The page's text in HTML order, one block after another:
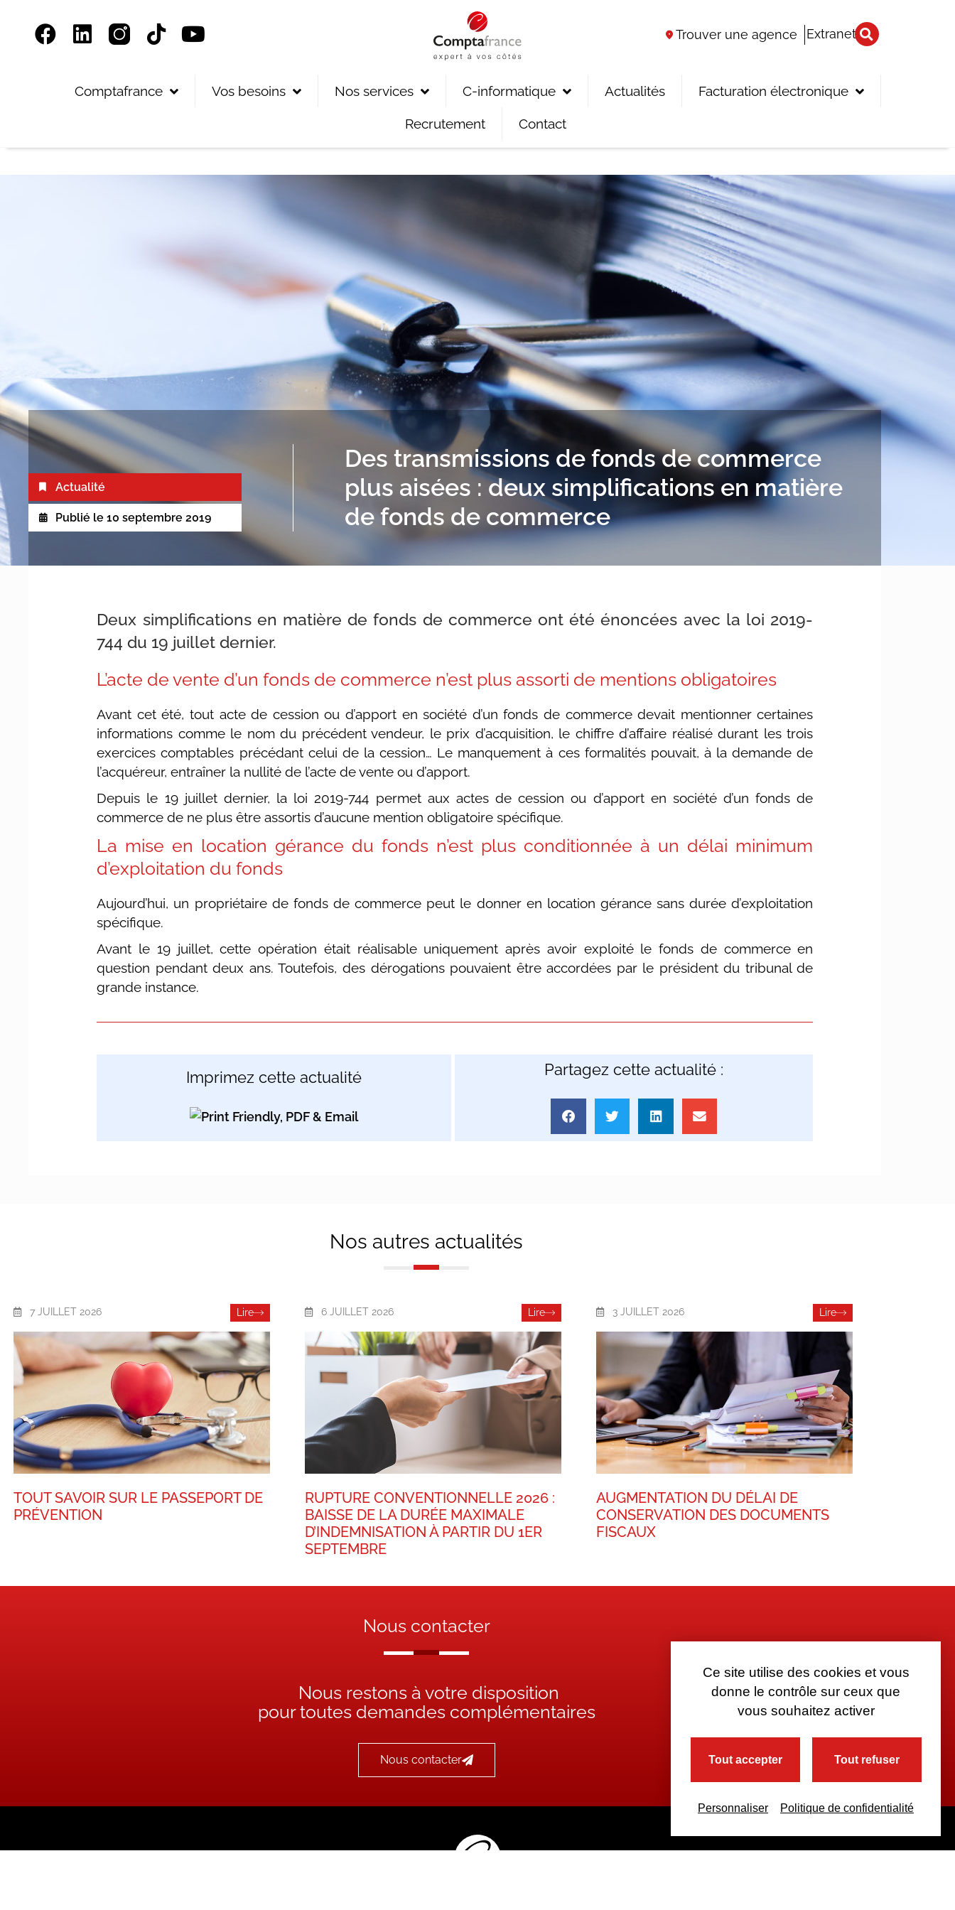
Trouver une agence Extranet
Comptafrance Vos besoins Nos services C-informatique Actualités Facturation électronique
Recrutement Contact
Actualité
Publié le 10 septembre 2019
Des transmissions de fonds de commerce
plus aisées : deux simplifications en matière
de fonds de commerce
Deux simplifications en matière de fonds de commerce ont été énoncées avec la loi 2019-
744 du 19 juillet dernier.
L’acte de vente d’un fonds de commerce n’est plus assorti de mentions obligatoires
Avant cet été, tout acte de cession ou d’apport en société d’un fonds de commerce devait mentionner certaines
informations comme le nom du précédent vendeur, le prix d’acquisition, le chiffre d’affaire réalisé durant les trois
exercices comptables précédant celui de la cession… Le manquement à ces formalités pouvait, à la demande de
l’acquéreur, entraîner la nullité de l’acte de vente ou d’apport.
Depuis le 19 juillet dernier, la loi 2019-744 permet aux actes de cession ou d’apport en société d’un fonds de
commerce de ne plus être assortis d’aucune mention obligatoire spécifique.
La mise en location gérance du fonds n’est plus conditionnée à un délai minimum
d’exploitation du fonds
Aujourd’hui, un propriétaire de fonds de commerce peut le donner en location gérance sans durée d’exploitation
spécifique.
Avant le 19 juillet, cette opération était réalisable uniquement après avoir exploité le fonds de commerce en
question pendant deux ans. Toutefois, des dérogations pouvaient être accordées par le président du tribunal de
grande instance.
Imprimez cette actualité Partagez cette actualité :
Nos autres actualités
7 JUILLET 2026 Lire
TOUT SAVOIR SUR LE PASSEPORT DE
PRÉVENTION
6 JUILLET 2026 Lire
RUPTURE CONVENTIONNELLE 2026 :
BAISSE DE LA DURÉE MAXIMALE
D’INDEMNISATION À PARTIR DU 1ER
SEPTEMBRE
3 JUILLET 2026 Lire
AUGMENTATION DU DÉLAI DE
CONSERVATION DES DOCUMENTS
FISCAUX
Nous contacter
Nous restons à votre disposition
pour toutes demandes complémentaires
Nous contacter
Ce site utilise des cookies et vous
donne le contrôle sur ceux que
vous souhaitez activer
Tout accepter Tout refuser
Personnaliser Politique de confidentialité